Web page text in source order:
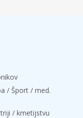
/ Šport / med.
/ kmetijstvu